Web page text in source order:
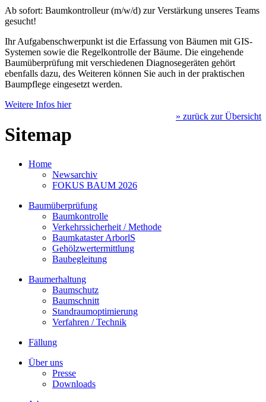
Ab sofort: Baumkontrolleur (m/w/d) zur Verstärkung unseres Teams
gesucht!
Ihr Aufgabenschwerpunkt ist die Erfassung von Bäumen mit GIS-
Systemen sowie die Regelkontrolle der Bäume. Die eingehende
Baumüberprüfung mit verschiedenen Diagnosegeräten gehört
ebenfalls dazu, des Weiteren können Sie auch in der praktischen
Baumpflege eingesetzt werden.
Weitere Infos hier
» zurück zur Übersicht
Sitemap
Home
Newsarchiv
FOKUS BAUM 2026
Baumüberprüfung
Baumkontrolle
Verkehrssicherheit / Methode
Baumkataster ArborlS
Gehölzwertermittlung
Baubegleitung
Baumerhaltung
Baumschutz
Baumschnitt
Standraumoptimierung
Verfahren / Technik
Fällung
Über uns
Presse
Downloads